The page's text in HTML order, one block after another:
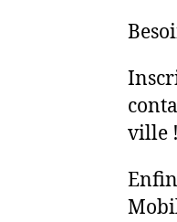
ville !